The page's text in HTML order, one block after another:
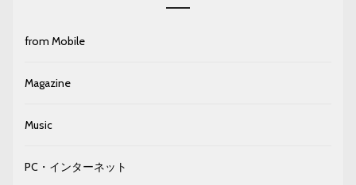
from Mobile
Magazine
Music
PC・インターネット